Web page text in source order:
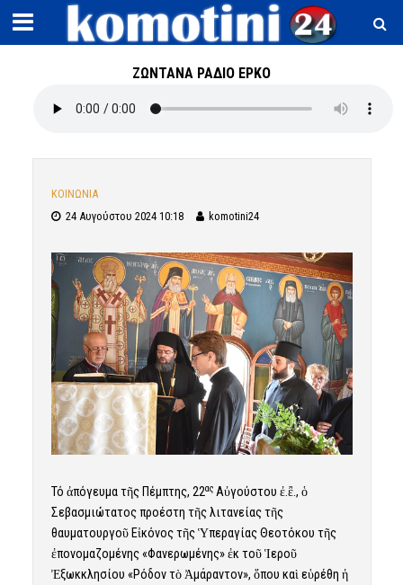
ΖΩΝΤΑΝΑ ΡΑΔΙΟ ΕΡΚΟ
ΚΟΙΝΩΝΙΑ
24 Αυγούστου 2024 10:18
komotini24
Τό ἀπόγευμα τῆς Πέμπτης, 22ας Αὐγούστου ἐ.ἒ., ὁ
Σεβασμιώτατος προέστη τῆς λιτανείας τῆς
θαυματουργοῦ Εἰκόνος τῆς Ὑπεραγίας Θεοτόκου τῆς
ἐπονομαζομένης «Φανερωμένης» ἐκ τοῦ Ἱεροῦ
Ἐξωκκλησίου «Ρόδον τὸ Ἀμάραντον», ὅπου καὶ εὑρέθη ἡ